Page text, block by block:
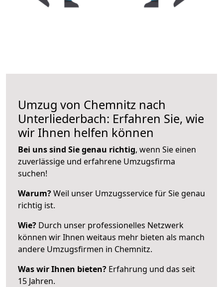
Umzug von Chemnitz nach
Unterliederbach: Erfahren Sie, wie
wir Ihnen helfen können
Bei uns sind Sie genau richtig, wenn Sie einen
zuverlässige und erfahrene Umzugsfirma
suchen!
Warum?Weil unser Umzugsservice für Sie genau
richtig ist.
Wie? Durch unser professionelles Netzwerk
können wir Ihnen weitaus mehr bieten als manch
andere Umzugsfirmen in Chemnitz.
Was wir Ihnen bieten? Erfahrung und das seit
15 Jahren.